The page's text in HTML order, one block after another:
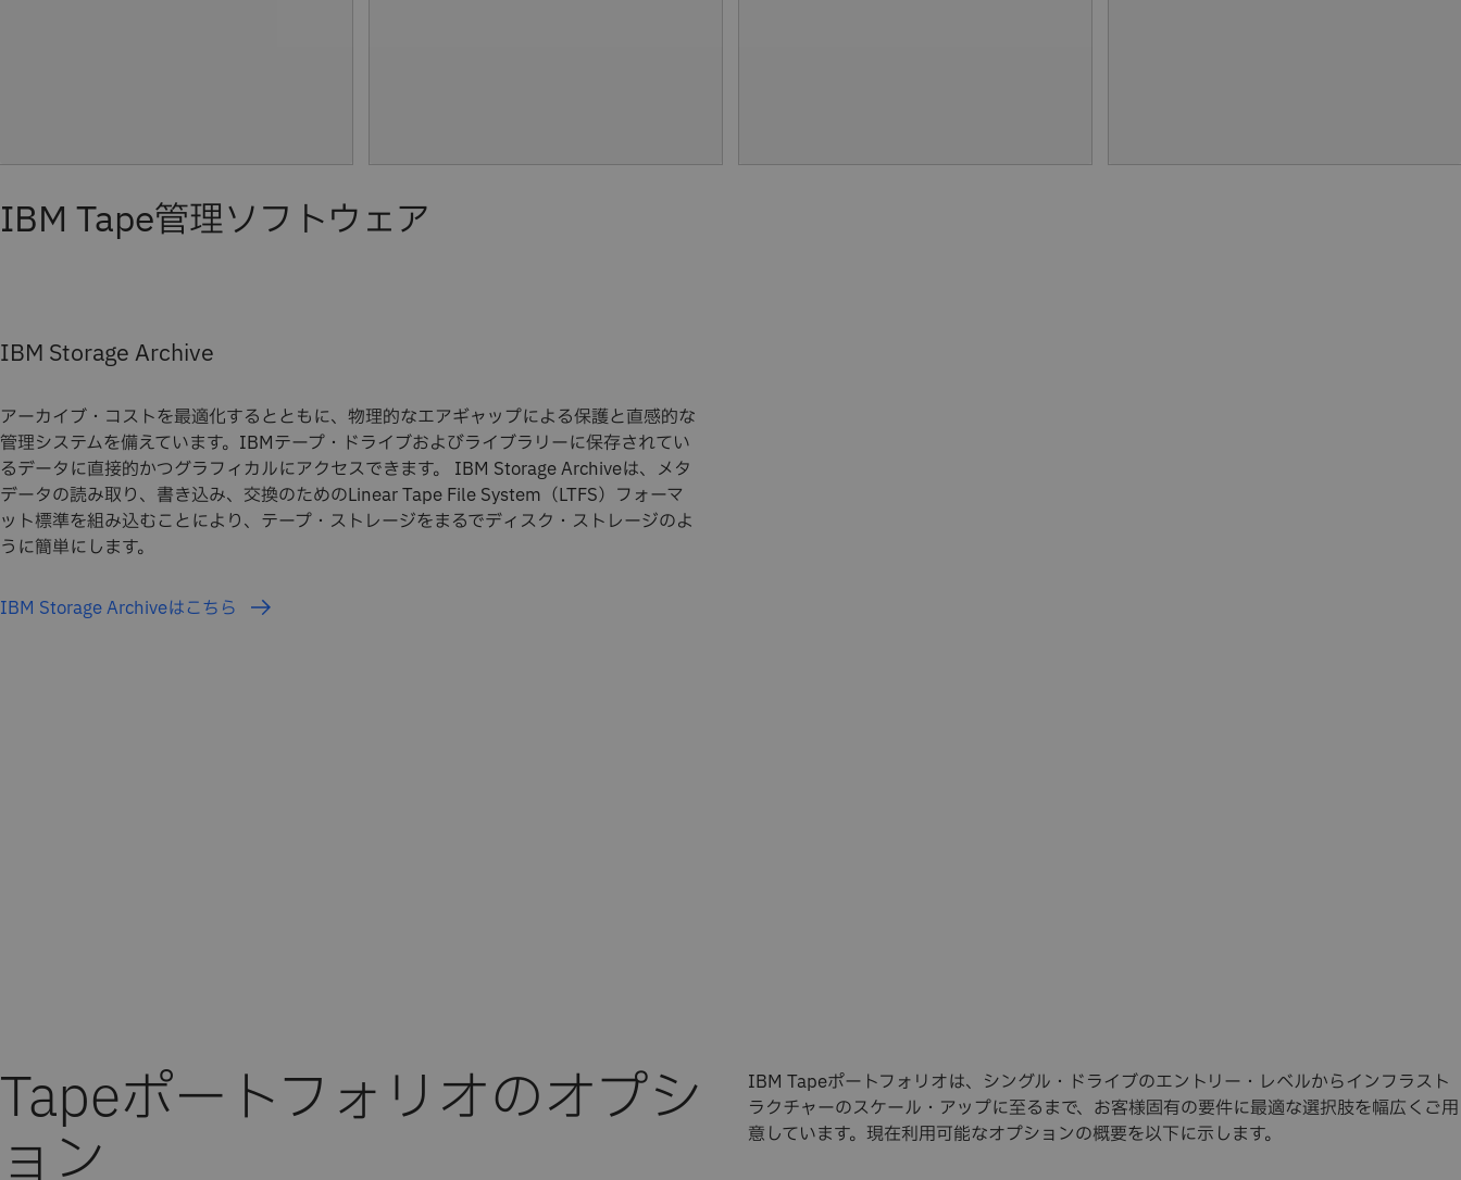
IBM Tape管理ソフトウェア
IBM Storage Archive
アーカイブ・コストを最適化するとともに、物理的なエアギャップによる保護と直感的な
管理システムを備えています。IBMテープ・ドライブおよびライブラリーに保存されてい
るデータに直接的かつグラフィカルにアクセスできます。 IBM Storage Archiveは、メタ
データの読み取り、書き込み、交換のためのLinear Tape File System（LTFS）フォーマ
ット標準を組み込むことにより、テープ・ストレージをまるでディスク・ストレージのよ
うに簡単にします。
IBM Storage Archiveはこちら
Tapeポートフォリオのオプシ
ョン
IBM Tapeポートフォリオは、シングル・ドライブのエントリー・レベルからインフラスト
ラクチャーのスケール・アップに至るまで、お客様固有の要件に最適な選択肢を幅広くご用
意しています。現在利用可能なオプションの概要を以下に示します。